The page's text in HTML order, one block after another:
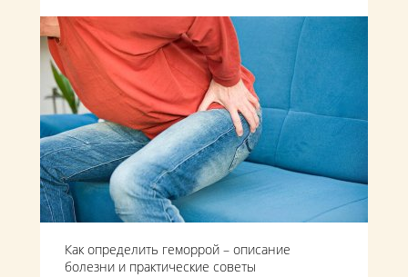
Как определить геморрой – описание
болезни и практические советы